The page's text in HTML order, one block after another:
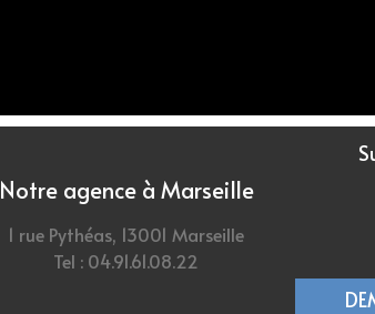
Notre agence à Marseille
1 rue Pythéas, 13001 Marseille
Tel : 04.91.61.08.22